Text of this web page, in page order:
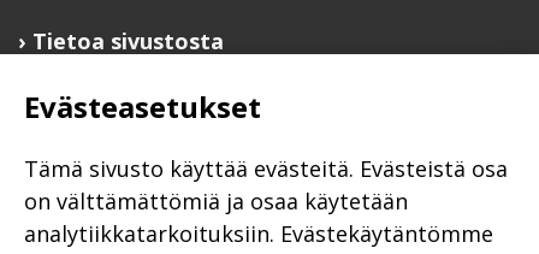
Tietoa sivustosta
Ilmoita järjestösi järjestöhakemistoon
Järjestötietäjä-testi
Anna palautetta
Saavutettavuusseloste
Evästeasetukset
Tämä sivusto käyttää evästeitä. Evästeistä osa
on välttämättömiä ja osaa käytetään
analytiikkatarkoituksiin. Evästekäytäntömme